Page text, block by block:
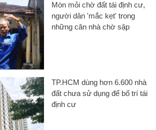
Mòn mỏi chờ đất tái định cư,
người dân 'mắc kẹt' trong
những căn nhà chờ sập
TP.HCM dùng hơn 6.600 nhà
đất chưa sử dụng để bố trí tái
định cư